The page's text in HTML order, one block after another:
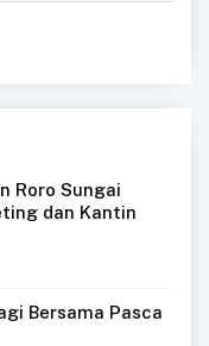
Roro Sungai
dan Kantin
Bersama Pasca